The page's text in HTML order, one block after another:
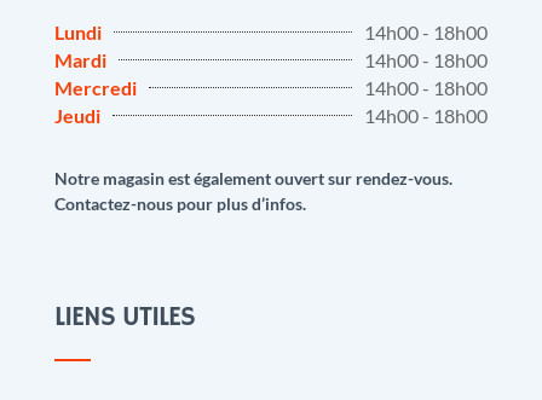
Lundi
14h00 - 18h00
Mardi
14h00 - 18h00
Mercredi
14h00 - 18h00
Jeudi
14h00 - 18h00
Notre magasin est également ouvert sur rendez-vous.
Contactez-nous pour plus d’infos.
LIENS UTILES